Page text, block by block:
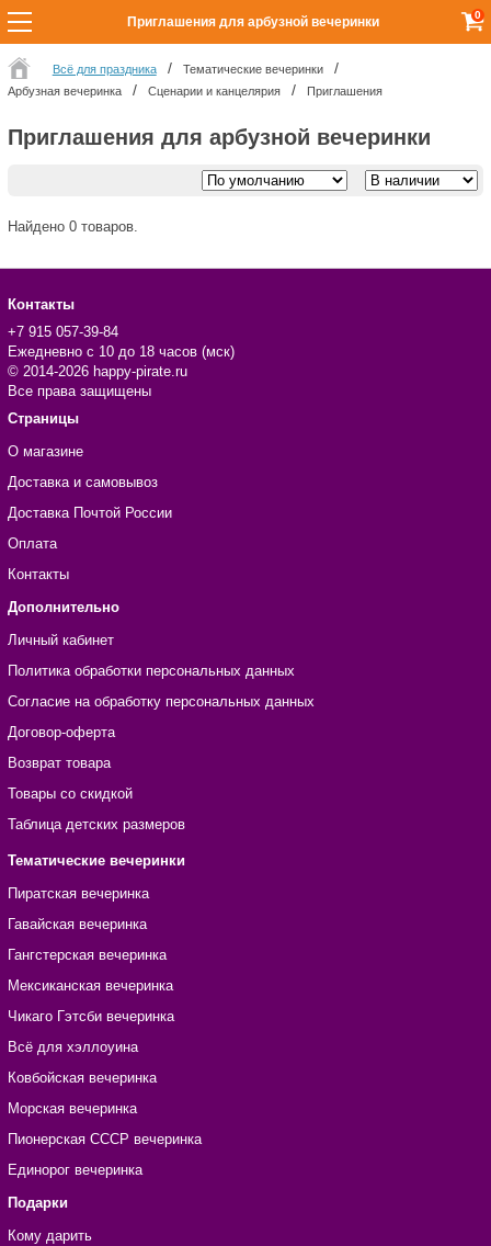
Всё для праздника
Тематические вечеринки
Арбузная вечеринка
Сценарии и канцелярия Приглашения
Приглашения для арбузной вечеринки
Найдено 0 товаров.
Контакты
+7 915 057-39-84
Ежедневно с 10 до 18 часов (мск)
© 2014-2026 happy-pirate.ru
Все права защищены
Страницы
О магазине
Доставка и самовывоз
Доставка Почтой России
Оплата
Контакты
Дополнительно
Личный кабинет
Политика обработки персональных данных
Согласие на обработку персональных данных
Договор-оферта
Возврат товара
Товары со скидкой
Таблица детских размеров
Тематические вечеринки
Пиратская вечеринка
Гавайская вечеринка
Гангстерская вечеринка
Мексиканская вечеринка
Чикаго Гэтсби вечеринка
Всё для хэллоуина
Ковбойская вечеринка
Морская вечеринка
Пионерская СССР вечеринка
Единорог вечеринка
Подарки
Кому дарить
Приглашения для арбузной вечеринки 0